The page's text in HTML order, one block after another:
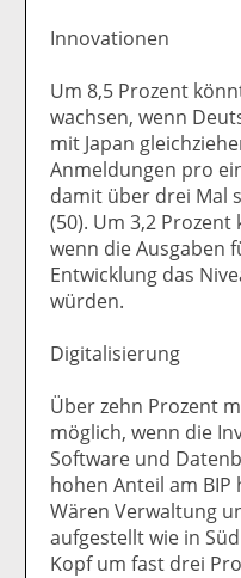
Innovationen
Um 8,5 Prozent
wachsen, wenn
mit Japan
Anmeldungen pro
damit über drei Mal
(50). Um 3,2 Prozent
wenn die Ausgaben
Entwicklung das
würden.
Digitalisierung
Über zehn Prozent
möglich, wenn die
Software und
hohen Anteil am BIP
Wären Verwaltung
aufgestellt wie in
Kopf um fast drei